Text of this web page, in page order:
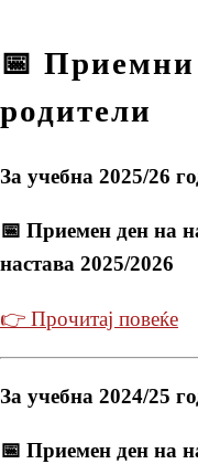
📅 Приемни
родители
За учебна 2025/26
📅 Приемен ден на
настава 2025/2026
👉 Прочитај повеќе
За учебна 2024/25
📅 Приемен ден на